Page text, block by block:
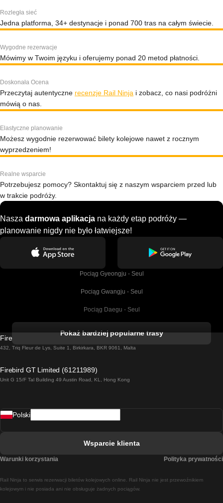
Rozległa sieć
Jedna platforma, 34+ destynacje i ponad 700 tras na całym świecie.
Wygodne rezerwacje
Mówimy w Twoim języku i oferujemy ponad 20 metod płatności.
Doskonała Ocena
Przeczytaj autentyczne recenzje Rail Ninja i zobacz, co nasi podróżni
mówią o nas.
Elastyczne planowanie
Możesz wygodnie rezerwować bilety kolejowe nawet z rocznym
wyprzedzeniem!
Realne wsparcie
Potrzebujesz pomocy? Skontaktuj się z naszym wsparciem przed lub
w trakcie podróży.
Nasza darmowa aplikacja na każdy etap podróży —
planowanie nigdy nie było łatwiejsze!
Pociąg Gyeongju - Seul
Pociąg Gwangju - Seul
Pociąg Daegu - Seul
Pociąg Dublin - Galway
Pociąg Rzym - Neapol
Pociąg Madryt - Lizbona
Pokaż bardziej popularne trasy
Firebird GT Limited (OC 1451)
432, Triq Fleur de Lys, Suite 1, Birkirkara, BKR 9061, Malta
Firebird GT Limited (61211989)
Unit G 15/F Tal Building 49 Austin Road, KL, Hong Kong
Rail Ninja to serwis rezerwacji biletów kolejowych online. Rail Ninja nie jest przewoźnikiem
kolejowym i nie posiada ani nie obsługuje żadnych pociągów.
Polski
Wsparcie klienta
Warunki korzystania Polityka prywatności